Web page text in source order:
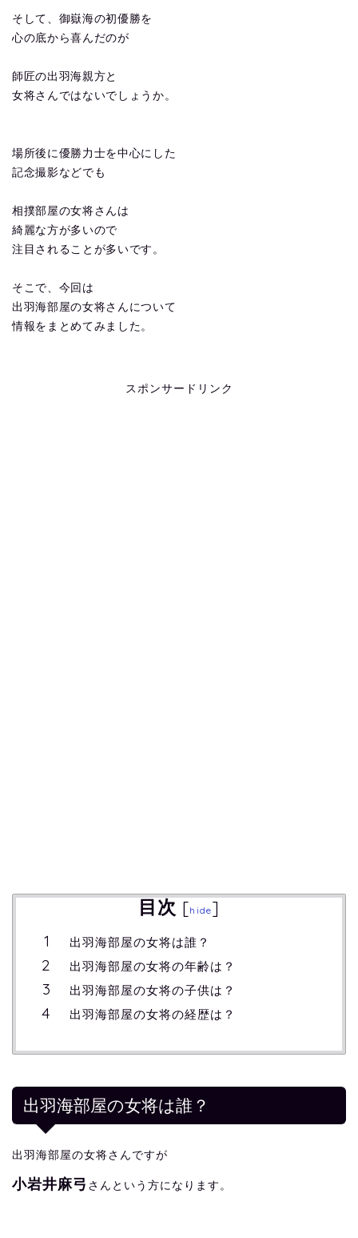
そして、御嶽海の初優勝を
心の底から喜んだのが
師匠の出羽海親方と
女将さんではないでしょうか。
場所後に優勝力士を中心にした
記念撮影などでも
相撲部屋の女将さんは
綺麗な方が多いので
注目されることが多いです。
そこで、今回は
出羽海部屋の女将さんについて
情報をまとめてみました。
スポンサードリンク
目次 [hide]
出羽海部屋の女将は誰？
出羽海部屋の女将の年齢は？
出羽海部屋の女将の子供は？
出羽海部屋の女将の経歴は？
出羽海部屋の女将は誰？
出羽海部屋の女将さんですが
小岩井麻弓 さんという方になります。